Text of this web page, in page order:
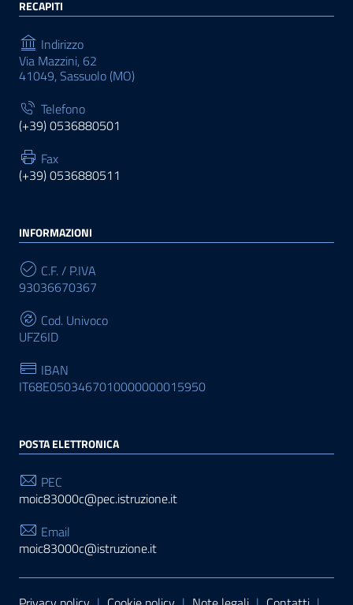
RECAPITI
Indirizzo
Via Mazzini, 62
41049, Sassuolo (MO)
Telefono
(+39) 0536880501
Fax
(+39) 0536880511
INFORMAZIONI
C.F. / P.IVA
93036670367
Cod. Univoco
UFZ6ID
IBAN
IT68E0503467010000000015950
POSTA ELETTRONICA
PEC
moic83000c@pec.istruzione.it
Email
moic83000c@istruzione.it